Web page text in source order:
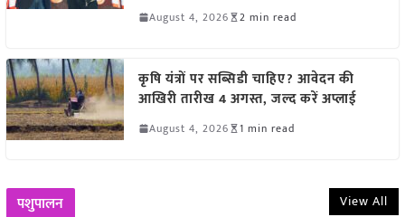
August 4, 2026 2 min read
कृषि यंत्रों पर सब्सिडी चाहिए? आवेदन की
आखिरी तारीख 4 अगस्त, जल्द करें अप्लाई
August 4, 2026 1 min read
पशुपालन View All